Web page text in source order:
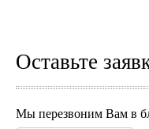
Оставьте
Мы перезвоним Вам в